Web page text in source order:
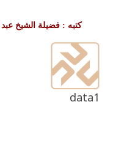
كتبه : فضيلة الشيخ
data1